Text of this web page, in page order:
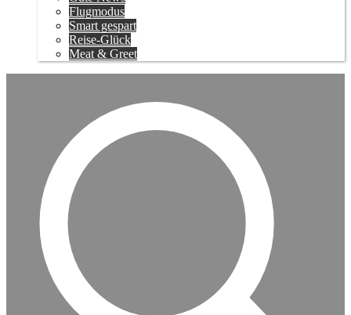
Flugmodus
Smart gespart
Reise-Glück
Meat & Greet